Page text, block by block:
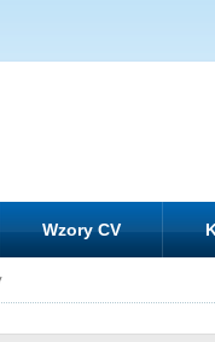
Wzory CV